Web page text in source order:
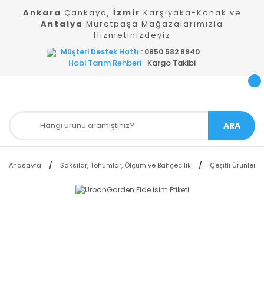
Ankara Çankaya, İzmir Karşıyaka-Konak ve
Antalya Muratpaşa Mağazalarımızla
Hizmetinizdeyiz
Müşteri Destek Hattı : 0850 582 8940
Hobi Tarım Rehberi Kargo Takibi
ARA
Anasayfa Saksılar, Tohumlar, Ölçüm ve Bahçecilik Çeşitli Ürünler